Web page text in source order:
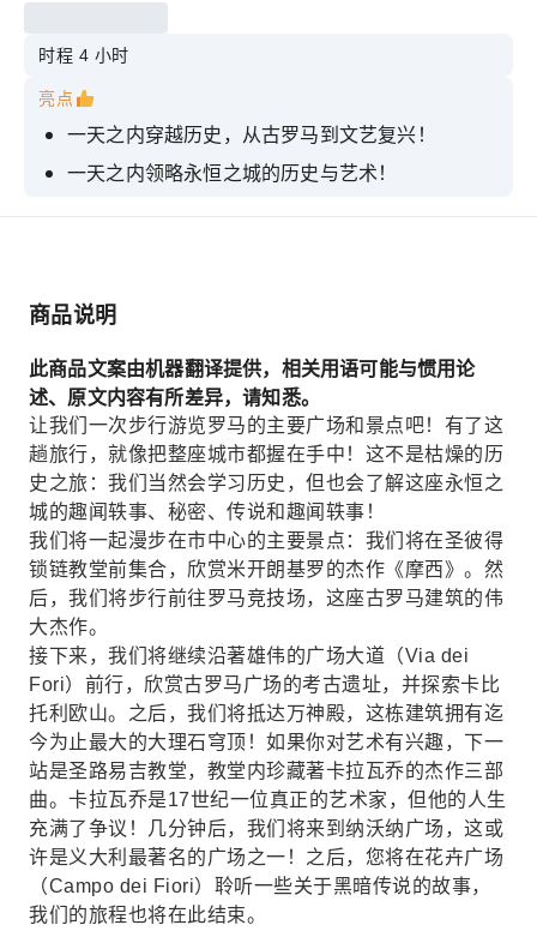
时程 4 小时
亮点
一天之内穿越历史，从古罗马到文艺复兴！
一天之内领略永恒之城的历史与艺术！
罗马精华徒步之旅
商品说明
此商品文案由机器翻译提供，相关用语可能与惯用论
述、原文内容有所差异，请知悉。
让我们一次步行游览罗马的主要广场和景点吧！有了这
趟旅行，就像把整座城市都握在手中！这不是枯燥的历
史之旅：我们当然会学习历史，但也会了解这座永恒之
城的趣闻轶事、秘密、传说和趣闻轶事！
我们将一起漫步在市中心的主要景点：我们将在圣彼得
锁链教堂前集合，欣赏米开朗基罗的杰作《摩西》。然
后，我们将步行前往罗马竞技场，这座古罗马建筑的伟
大杰作。
接下来，我们将继续沿著雄伟的广场大道（Via dei
Fori）前行，欣赏古罗马广场的考古遗址，并探索卡比
托利欧山。之后，我们将抵达万神殿，这栋建筑拥有迄
今为止最大的大理石穹顶！如果你对艺术有兴趣，下一
站是圣路易吉教堂，教堂内珍藏著卡拉瓦乔的杰作三部
曲。卡拉瓦乔是17世纪一位真正的艺术家，但他的人生
充满了争议！几分钟后，我们将来到纳沃纳广场，这或
许是义大利最著名的广场之一！之后，您将在花卉广场
（Campo dei Fiori）聆听一些关于黑暗传说的故事，
我们的旅程也将在此结束。